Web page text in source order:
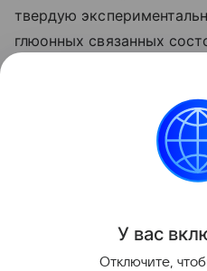
твердую
глюонных связанных
внутри атомных
У вас
Отключите,